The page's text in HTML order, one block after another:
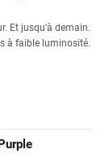
Et jusqu'à demain.
à faible luminosité.